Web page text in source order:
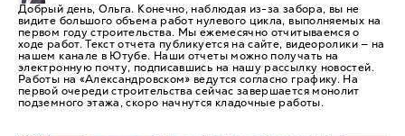
Добрый день, Ольга. Конечно, наблюдая из-за забора, вы не
видите большого объема работ нулевого цикла, выполняемых на
первом году строительства. Мы ежемесячно отчитываемся о
ходе работ. Текст отчета публикуется на сайте, видеоролики — на
нашем канале в Ютубе. Наши отчеты можно получать на
электронную почту, подписавшись на нашу рассылку новостей.
Работы на «Александровском» ведутся согласно графику. На
первой очереди строительства сейчас завершается монолит
подземного этажа, скоро начнутся кладочные работы.